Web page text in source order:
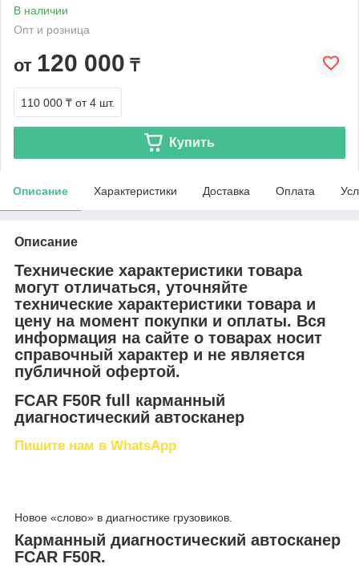
В наличии
Опт и розница
от 120 000 ₸
110 000 ₸ от 4 шт.
Купить
Описание Характеристики Доставка Оплата
Описание
Технические характеристики товара
могут отличаться, уточняйте
технические характеристики товара и
цену на момент покупки и оплаты. Вся
информация на сайте о товарах носит
справочный характер и не является
публичной офертой.
FCAR F50R full карманный
диагностический автосканер
Пишите нам в WhatsApp
Новое «слово» в диагностике грузовиков.
Карманный диагностический автосканер
FCAR F50R.